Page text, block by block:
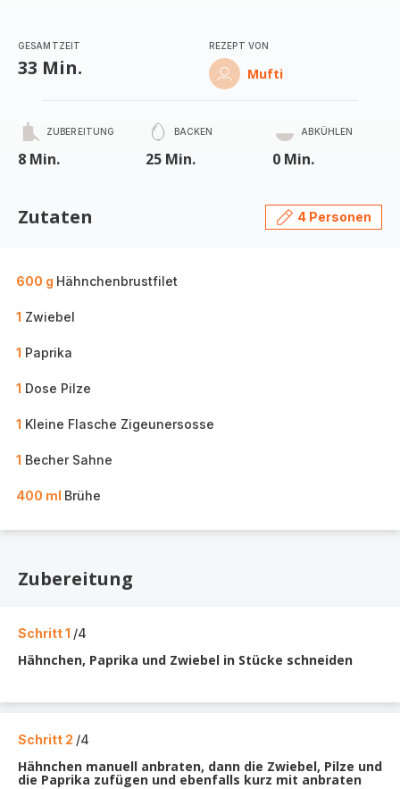
GESAMTZEIT
33 Min.
REZEPT VON
Mufti
ZUBEREITUNG
8 Min.
BACKEN
25 Min.
ABKÜHLEN
0 Min.
Zutaten 4 Personen
600 g Hähnchenbrustfilet
1 Zwiebel
1 Paprika
1 Dose Pilze
1 Kleine Flasche Zigeunersosse
1 Becher Sahne
400 ml Brühe
Zubereitung
Schritt 1 /4
Hähnchen, Paprika und Zwiebel in Stücke schneiden
Schritt 2 /4
Hähnchen manuell anbraten, dann die Zwiebel, Pilze und
die Paprika zufügen und ebenfalls kurz mit anbraten